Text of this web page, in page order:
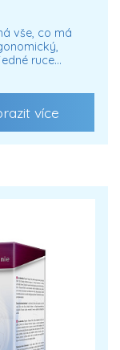
vše, co má
ruce…
více